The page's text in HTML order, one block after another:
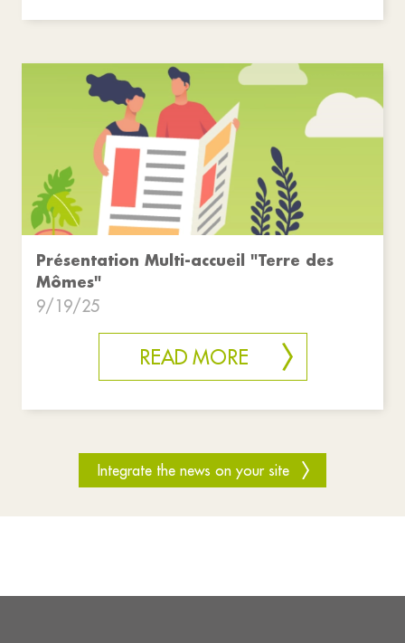
Présentation Multi-accueil "Terre des
Mômes"
9/19/25
READ MORE
Integrate the news on your site